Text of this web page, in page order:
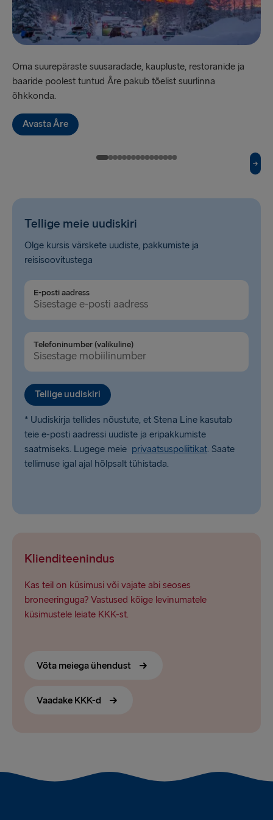
Gdynia → Karlskrona
Holyhead → Dublin
Liverpool → Belfast
Cairnryan → Belfast
Harwich → Hook of Holland
Halmstad → Grenaa
Karlskrona → Gdynia
Dublin → Holyhead
Belfast → Liverpool
Hook of Holland → Harwich
Rosslare → Fishguard
Oma suurepäraste suusaradade, kaupluste, restoranide ja
baaride poolest tuntud Åre pakub tõelist suurlinna
õhkkonda.
Avasta Åre
Tellige meie uudiskiri
Olge kursis värskete uudiste, pakkumiste ja
reisisoovitustega
E-posti aadress
Telefoninumber (valikuline)
Tellige uudiskiri
* Uudiskirja tellides nõustute, et Stena Line kasutab
teie e-posti aadressi uudiste ja eripakkumiste
saatmiseks. Lugege meie privaatsuspoliitikat. Saate
tellimuse igal ajal hõlpsalt tühistada.
Klienditeenindus
Kas teil on küsimusi või vajate abi seoses
broneeringuga? Vastused kõige levinumatele
küsimustele leiate KKK-st.
Võta meiega ühendust
Vaadake KKK-d